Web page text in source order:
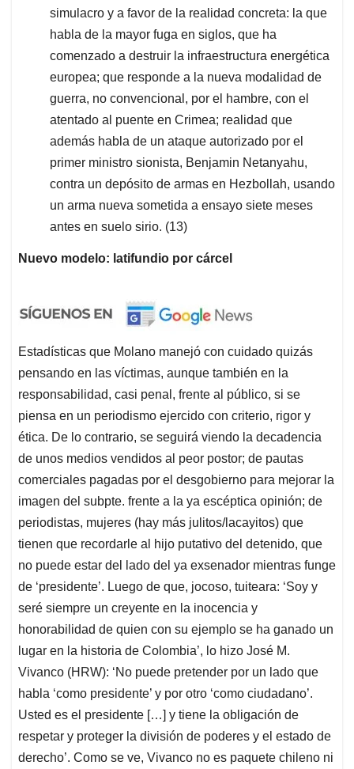
simulacro y a favor de la realidad concreta: la que
habla de la mayor fuga en siglos, que ha
comenzado a destruir la infraestructura energética
europea; que responde a la nueva modalidad de
guerra, no convencional, por el hambre, con el
atentado al puente en Crimea; realidad que
además habla de un ataque autorizado por el
primer ministro sionista, Benjamin Netanyahu,
contra un depósito de armas en Hezbollah, usando
un arma nueva sometida a ensayo siete meses
antes en suelo sirio. (13)
Nuevo modelo: latifundio por cárcel
Estadísticas que Molano manejó con cuidado quizás
pensando en las víctimas, aunque también en la
responsabilidad, casi penal, frente al público, si se
piensa en un periodismo ejercido con criterio, rigor y
ética. De lo contrario, se seguirá viendo la decadencia
de unos medios vendidos al peor postor; de pautas
comerciales pagadas por el desgobierno para mejorar la
imagen del subpte. frente a la ya escéptica opinión; de
periodistas, mujeres (hay más julitos/lacayitos) que
tienen que recordarle al hijo putativo del detenido, que
no puede estar del lado del ya exsenador mientras funge
de ‘presidente’. Luego de que, jocoso, tuiteara: ‘Soy y
seré siempre un creyente en la inocencia y
honorabilidad de quien con su ejemplo se ha ganado un
lugar en la historia de Colombia’, lo hizo José M.
Vivanco (HRW): ‘No puede pretender por un lado que
habla ‘como presidente’ y por otro ‘como ciudadano’.
Usted es el presidente […] y tiene la obligación de
respetar y proteger la división de poderes y el estado de
derecho’. Como se ve, Vivanco no es paquete chileno ni